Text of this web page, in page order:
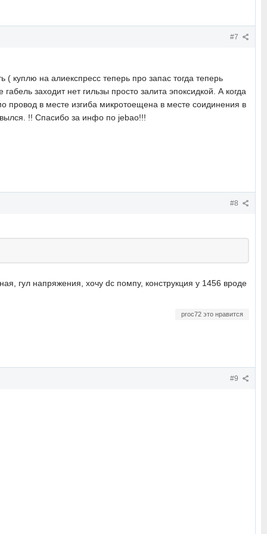
#7
( куплю на алиекспресс теперь про запас тогда теперь
заходит нет гильзы просто залита эпоксидкой. А когда
провод в месте изгиба микротоещена в месте соидинения в
!! Спасибо за инфо по jebao!!!
#8
гул напряжения, хочу dc помпу, конструкция у 1456 вроде
proc72 это нравится
#9